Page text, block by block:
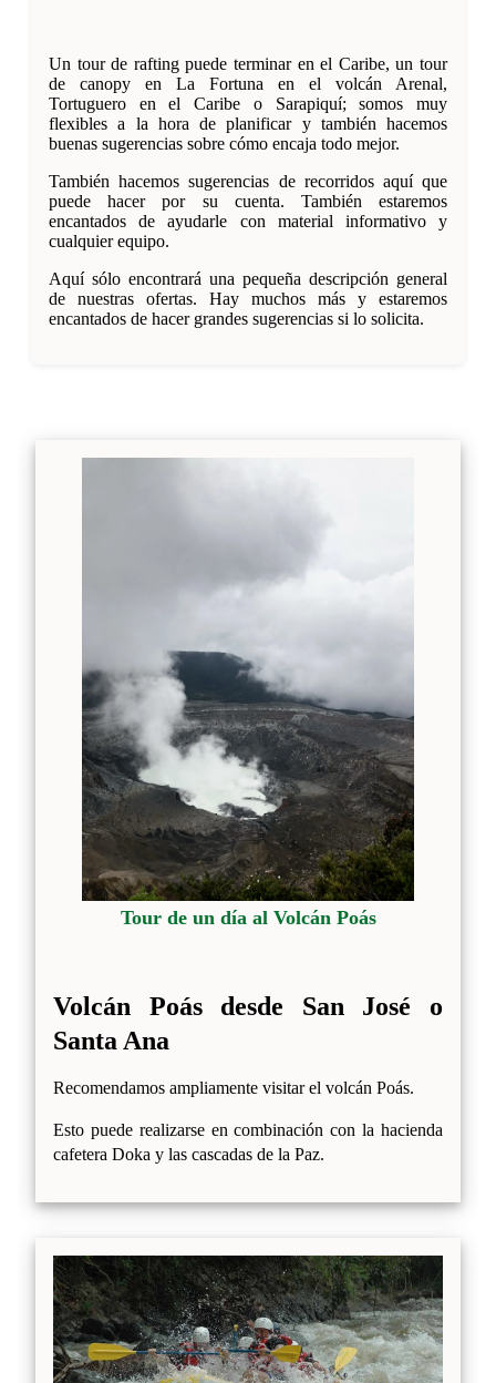
Un tour de rafting puede terminar en el Caribe, un tour
de canopy en La Fortuna en el volcán Arenal,
Tortuguero en el Caribe o Sarapiquí; somos muy
flexibles a la hora de planificar y también hacemos
buenas sugerencias sobre cómo encaja todo mejor.
También hacemos sugerencias de recorridos aquí que
puede hacer por su cuenta. También estaremos
encantados de ayudarle con material informativo y
cualquier equipo.
Aquí sólo encontrará una pequeña descripción general
de nuestras ofertas. Hay muchos más y estaremos
encantados de hacer grandes sugerencias si lo solicita.
Tour de un día al Volcán Poás
Volcán Poás desde San José o
Santa Ana
Recomendamos ampliamente visitar el volcán Poás.
Esto puede realizarse en combinación con la hacienda
cafetera Doka y las cascadas de la Paz.